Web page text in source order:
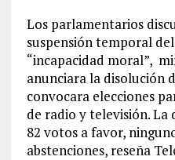
Los parlamentarios
suspensión temporal
“incapacidad moral”,
anunciara la disolución
convocara elecciones
de radio y televisión. La
82 votos a favor,
abstenciones, reseña